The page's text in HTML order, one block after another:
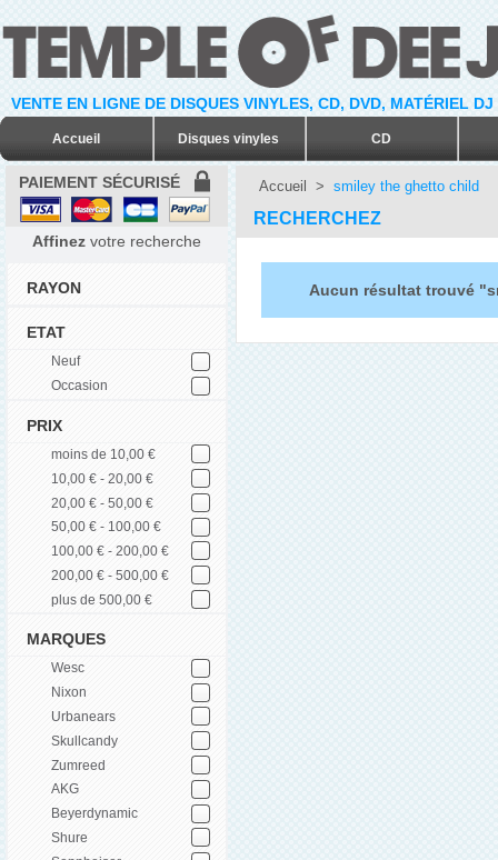
VENTE EN LIGNE DE DISQUES VINYLES, CD, DVD, MATÉRIEL
Accueil Disques vinyles CD
PAIEMENT SÉCURISÉ
Affinez votre recherche
RAYON
ETAT
Neuf
Occasion
PRIX
moins de 10,00 €
10,00 € - 20,00 €
20,00 € - 50,00 €
50,00 € - 100,00 €
100,00 € - 200,00 €
200,00 € - 500,00 €
plus de 500,00 €
MARQUES
Wesc
Nixon
Urbanears
Skullcandy
Zumreed
AKG
Beyerdynamic
Shure
Accueil > smiley the ghetto child
RECHERCHEZ
Aucun résultat trouvé